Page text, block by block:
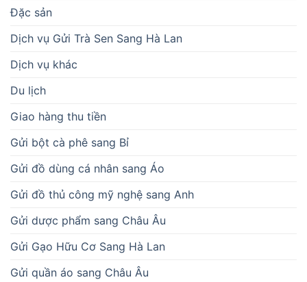
Đặc sản
Dịch vụ Gửi Trà Sen Sang Hà Lan
Dịch vụ khác
Du lịch
Giao hàng thu tiền
Gửi bột cà phê sang Bỉ
Gửi đồ dùng cá nhân sang Áo
Gửi đồ thủ công mỹ nghệ sang Anh
Gửi dược phẩm sang Châu Âu
Gửi Gạo Hữu Cơ Sang Hà Lan
Gửi quần áo sang Châu Âu